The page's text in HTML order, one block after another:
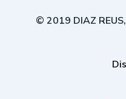
© 2019 DIAZ